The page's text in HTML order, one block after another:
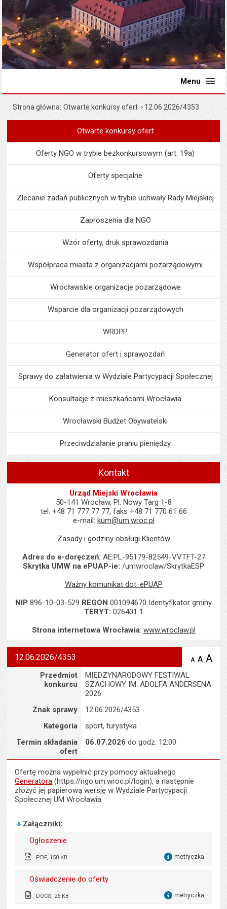
Menu
Strona główna Otwarte konkursy ofert 12.06.2026/4353
MenuOrganizacje pozarządowe
Otwarte konkursy ofert
Oferty NGO w trybie bezkonkursowym (art. 19a)
Oferty specjalne
Zlecanie zadań publicznych w trybie uchwały Rady Miejskiej
Zaproszenia dla NGO
Wzór oferty, druk sprawozdania
Współpraca miasta z organizacjami pozarządowymi
Wrocławskie organizacje pozarządowe
Wsparcie dla organizacji pozarządowych
WRDPP
Generator ofert i sprawozdań
Sprawy do załatwienia w Wydziale Partycypacji Społecznej
Konsultacje z mieszkańcami Wrocławia
Wrocławski Budżet Obywatelski
Przeciwdziałanie praniu pieniędzy
Kontakt
Urząd Miejski Wrocławia
50-141 Wrocław, Pl. Nowy Targ 1-8
tel. +48 71 777 77 77, faks +48 71 770 61 66
e-mail: kum@um.wroc.pl
Zasady i godziny obsługi Klientów
Adres do e-doręczeń: AE:PL-95179-82549-VVTFT-27
Skrytka UMW na ePUAP-ie: /umwroclaw/SkrytkaESP
Ważny komunikat dot. ePUAP
NIP 896-10-03-529 REGON 001094670 Identyfikator gminy
TERYT: 026401 1
Strona internetowa Wrocławia: www.wroclaw.pl
12.06.2026/4353 A zmniejsz
A A
SzczegółyPrzedmiot
konkursu
MIĘDZYNARODOWY FESTIWAL
SZACHOWY IM. ADOLFA ANDERSENA
2026
Znak sprawy
12.06.2026/4353
Kategoria
sport, turystyka
Termin składania
ofert
06.07.2026 do godz. 12:00
Ofertę można wypełnić przy pomocy aktualnego
Generatora (https://ngo.um.wroc.pl/login), a następnie
złożyć jej papierową wersję w Wydziale Partycypacji
Społecznej UM Wrocławia
Załączniki
Ogłoszenie
PDF, 158 KB metryczka
Wytworzył:
Data wytworzenia:
Oświadczenie do oferty
DOCX, 26 KB metryczka